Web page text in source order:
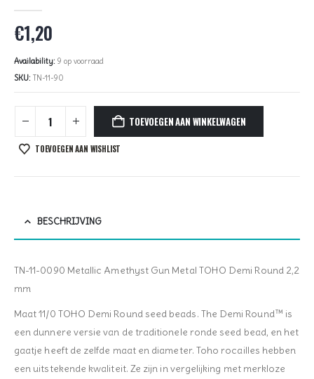
€1,20
Availability: 9 op voorraad
SKU: TN-11-90
TOEVOEGEN AAN WINKELWAGEN
TOEVOEGEN AAN WISHLIST
BESCHRIJVING
TN-11-0090 Metallic Amethyst Gun Metal TOHO Demi Round 2,2
mm
Maat 11/0 TOHO Demi Round seed beads. The Demi Round™ is
een dunnere versie van de traditionele ronde seed bead, en het
gaatje heeft de zelfde maat en diameter. Toho rocailles hebben
een uitstekende kwaliteit. Ze zijn in vergelijking met merkloze